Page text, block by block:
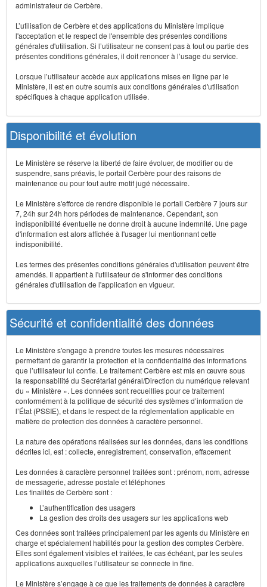
administrateur de Cerbère.
L’utilisation de Cerbère et des applications du Ministère implique
l'acceptation et le respect de l'ensemble des présentes conditions
générales d'utilisation. Si l’utilisateur ne consent pas à tout ou partie des
présentes conditions générales, il doit renoncer à l’usage du service.
Lorsque l’utilisateur accède aux applications mises en ligne par le
Ministère, il est en outre soumis aux conditions générales d'utilisation
spécifiques à chaque application utilisée.
Disponibilité et évolution
Le Ministère se réserve la liberté de faire évoluer, de modifier ou de
suspendre, sans préavis, le portail Cerbère pour des raisons de
maintenance ou pour tout autre motif jugé nécessaire.
Le Ministère s'efforce de rendre disponible le portail Cerbère 7 jours sur
7, 24h sur 24h hors périodes de maintenance. Cependant, son
indisponibilité éventuelle ne donne droit à aucune indemnité. Une page
d'information est alors affichée à l'usager lui mentionnant cette
indisponibilité.
Les termes des présentes conditions générales d'utilisation peuvent être
amendés. Il appartient à l'utilisateur de s'informer des conditions
générales d'utilisation de l'application en vigueur.
Sécurité et confidentialité des données
Le Ministère s'engage à prendre toutes les mesures nécessaires
permettant de garantir la protection et la confidentialité des informations
que l’utilisateur lui confie. Le traitement Cerbère est mis en œuvre sous
la responsabilité du Secrétariat général/Direction du numérique relevant
du « Ministère ». Les données sont recueillies pour ce traitement
conformément à la politique de sécurité des systèmes d’information de
l’État (PSSIE), et dans le respect de la réglementation applicable en
matière de protection des données à caractère personnel.
La nature des opérations réalisées sur les données, dans les conditions
décrites ici, est : collecte, enregistrement, conservation, effacement
Les données à caractère personnel traitées sont : prénom, nom, adresse
de messagerie, adresse postale et téléphones
Les finalités de Cerbère sont :
L’authentification des usagers
La gestion des droits des usagers sur les applications web
Ces données sont traitées principalement par les agents du Ministère en
charge et spécialement habilités pour la gestion des comptes Cerbère.
Elles sont également visibles et traitées, le cas échéant, par les seules
applications auxquelles l’utilisateur se connecte in fine.
Le Ministère s’engage à ce que les traitements de données à caractère